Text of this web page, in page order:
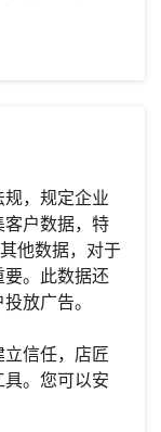
，规定企业
户数据，特
他数据，对于
。此数据还
放广告。
信任，店匠
。您可以安